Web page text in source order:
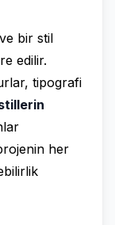
bir stil
edilir.
tipografi
her